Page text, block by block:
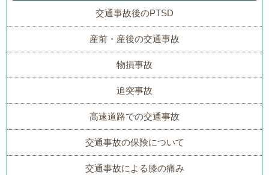
交通事故後のPTSD
産前・産後の交通事故
物損事故
追突事故
高速道路での交通事故
交通事故の保険について
交通事故による膝の痛み